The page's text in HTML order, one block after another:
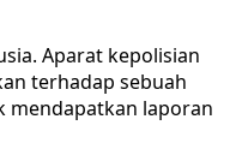
Aparat kepolisian
terhadap sebuah
mendapatkan laporan